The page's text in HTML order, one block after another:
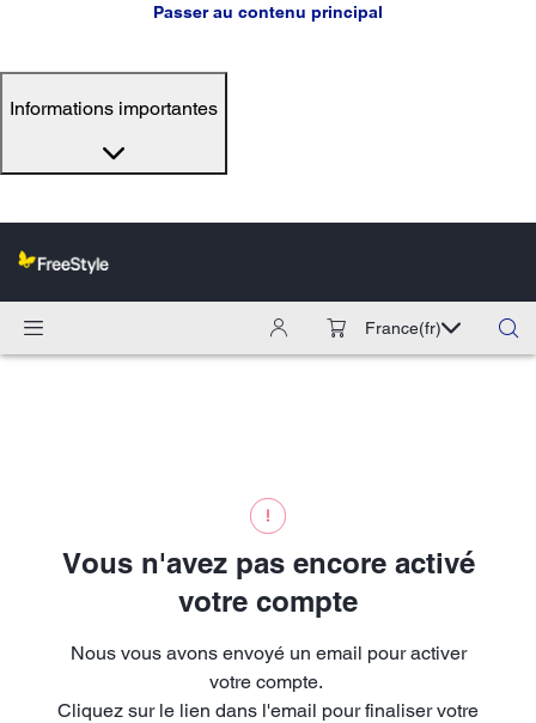
Passer au contenu principal
Informations importantes
France(fr)
Vous n'avez pas encore activé
votre compte
Nous vous avons envoyé un email pour activer
votre compte.
Cliquez sur le lien dans l'email pour finaliser votre